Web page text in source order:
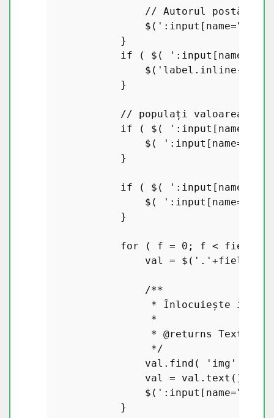
// Autorul postării
                $(
            }
if ( $(
                $(
'label.inline-edit-
            }
// populați valoarea
if ( $(
                $(
            }
if ( $(
                $(
            }
for ( f = 0 ; f < fields.
                val = $(
'.'
/**
* Înlocuiește
                 *
                 *
@returns
Text
                 */
                val.
find ( 'img'
                val = val.
text ();
                $(
':input[name="'
            }